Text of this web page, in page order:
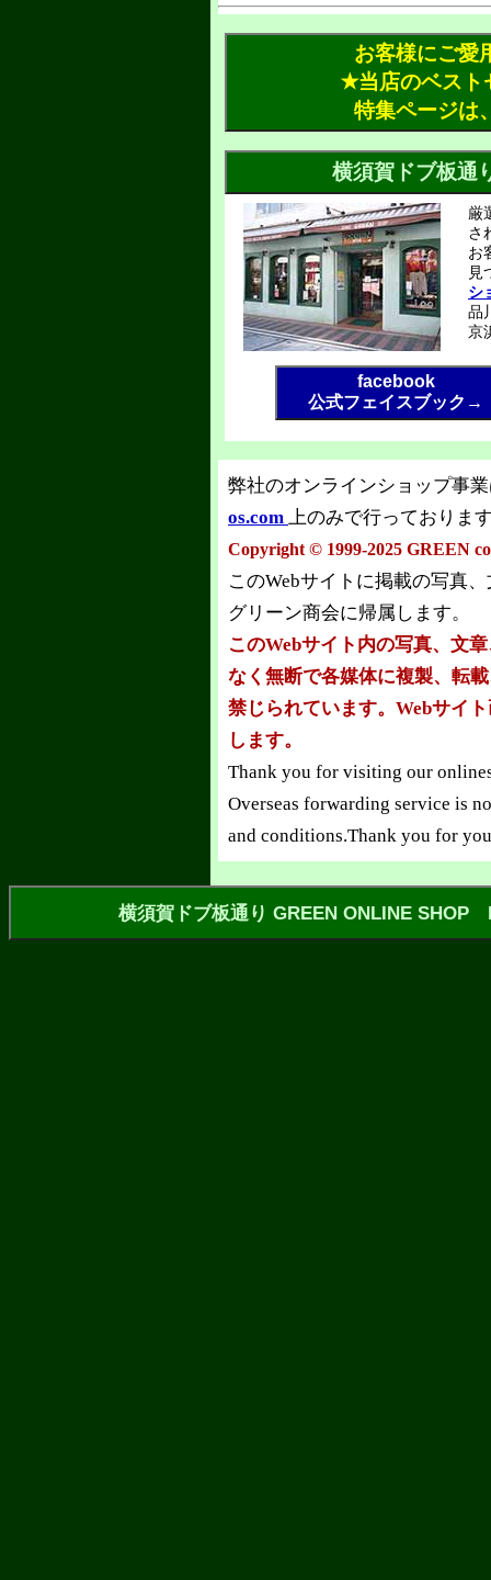
お客様にご愛
✭当店のベスト
特集ページは
厳
さ
お
見
シ
品
京
facebook
公式フェイスブック→
弊社のオンラインショップ事
os.com 上のみで行っておりま
Copyright © 1999-2025 GREEN
このWebサイトに掲載の写真
グリーン商会に帰属します。
このWebサイト内の写真、文
なく無断で各媒体に複製、転
禁じられています。Webサイ
します。
Thank you for visiting our
Overseas forwarding service is
and conditions.Thank you for
横須賀ドブ板通り GREEN ONLINE